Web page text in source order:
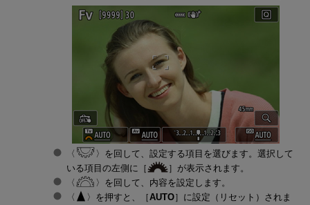
を回して、設定する項目を選びます。選択して
いる項目の左側に［
］が表示されます。
を回して、内容を設定します。
を押すと、［AUTO］に設定（リセット）されま